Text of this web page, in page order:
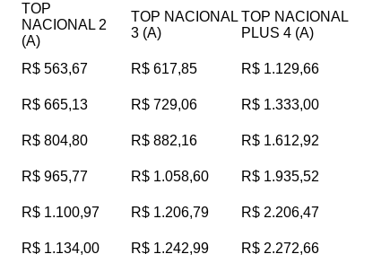
TOP
NACIONAL 2
(A)
TOP NACIONAL
3 (A)
TOP NACIONAL
PLUS 4 (A)
R$ 563,67 R$ 617,85
R$ 1.129,66
R$ 665,13 R$ 729,06
R$ 1.333,00
R$ 804,80 R$ 882,16
R$ 1.612,92
R$ 965,77 R$ 1.058,60
R$ 1.935,52
R$ 1.100,97 R$ 1.206,79
R$ 2.206,47
R$ 1.134,00 R$ 1.242,99
R$ 2.272,66